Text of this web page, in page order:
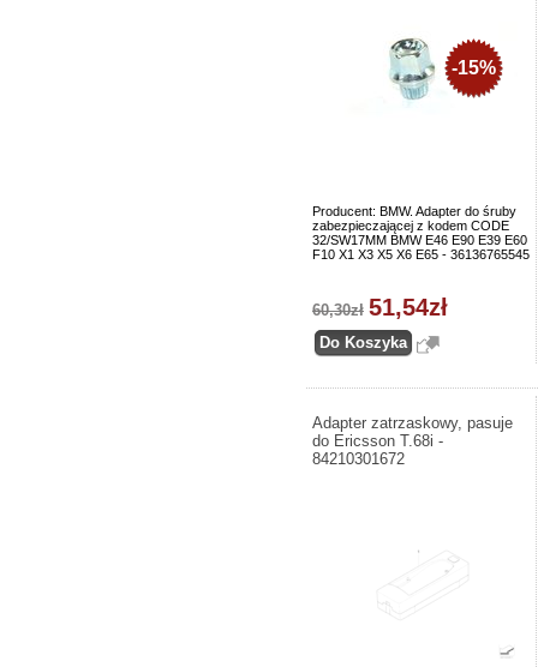
Producent: BMW. Adapter do śruby
zabezpieczającej z kodem CODE
32/SW17MM BMW E46 E90 E39 E60
F10 X1 X3 X5 X6 E65 - 36136765545
-15%
60,30zł 51,54zł
Adapter zatrzaskowy, pasuje
do Ericsson T.68i -
84210301672